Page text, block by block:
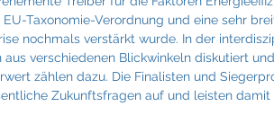
Taxonomie-Verordnung und eine sehr
nochmals verstärkt wurde. In der
verschiedenen Blickwinkeln diskutiert
zählen dazu. Die Finalisten und
Zukunftsfragen auf und leisten